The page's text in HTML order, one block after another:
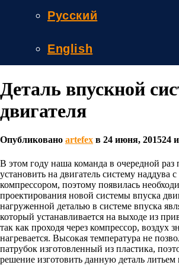
Русский
English
Деталь впускной
двигателя
Опубликовано artefex в 24 июня, 201524
В этом году наша команда в очередной раз
установить на двигатель систему наддува
компрессором, поэтому появилась
проектирования новой системы впуска
нагруженной деталью в системе впуска
который устанавливается на выходе из
так как проходя через компрессор, воздух
нагревается. Высокая температура не
патрубок изготовленный из пластика,
решение изготовить данную деталь